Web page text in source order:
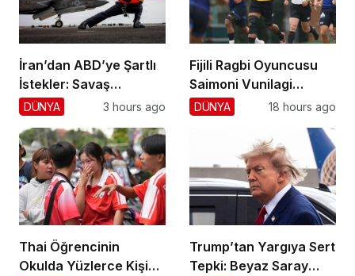
İran’dan ABD’ye Şartlı
İstekler: Savaş
Sonlansın!
DÜNYA 3 hours ago
Fijili Ragbi Oyuncusu
Saimoni Vunilagi
Hayatını Kaybetti
DÜNYA 18 hours ago
Thai Öğrencinin
Okulda Yüzlerce Kişiyi
Trump’tan Yargıya Sert
Tepki: Beyaz Saray